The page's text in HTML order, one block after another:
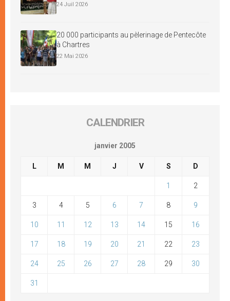
24 Juil 2026
20 000 participants au pèlerinage de Pentecôte
à Chartres
22 Mai 2026
CALENDRIER
janvier 2005
L M M J V S D
1 2
3 4 5 6 7 8 9
10 11 12 13 14 15 16
17 18 19 20 21 22 23
24 25 26 27 28 29 30
31